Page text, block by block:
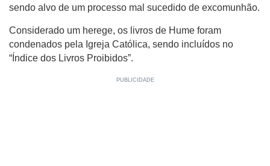
sendo alvo de um processo mal sucedido de excomunhão.
Considerado um herege, os livros de Hume foram
condenados pela Igreja Católica, sendo incluídos no
“Índice dos Livros Proibidos”.